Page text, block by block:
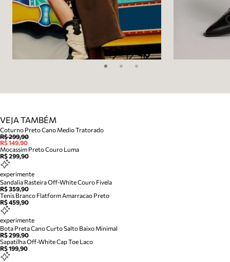
VEJA TAMBÉM
Coturno Preto Cano Medio Tratorado
R$ 299,90
R$ 149,90
Mocassim Preto Couro Luma
R$ 299,90
experimente
Sandalia Rasteira Off-White Couro Fivela
R$ 359,90
Tenis Branco Flatform Amarracao Preto
R$ 459,90
experimente
Bota Preta Cano Curto Salto Baixo Minimal
R$ 299,90
Sapatilha Off-White Cap Toe Laco
R$ 199,90